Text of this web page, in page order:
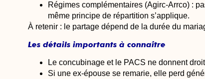
Régimes complémentaires (Agirc-Arrco):
même principe de répartition s’applique.
À retenir : le partage dépend de la durée du
Les détails importants à connaître
Le concubinage et le PACS ne donnent
Si une ex-épouse se remarie, elle perd